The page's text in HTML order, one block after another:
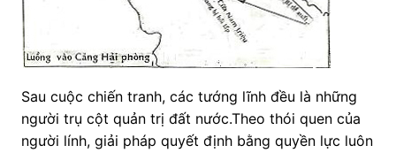
Sau cuộc chiến tranh, các tướng lĩnh đều là những
người trụ cột quản trị đất nước.Theo thói quen của
người lính, giải pháp quyết định bằng quyền lực luôn